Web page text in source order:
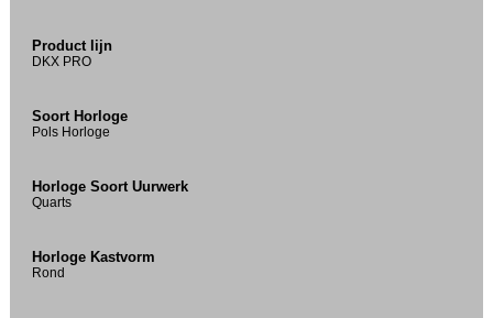
Product lijn
DKX PRO
Soort Horloge
Pols Horloge
Horloge Soort Uurwerk
Quarts
Horloge Kastvorm
Rond